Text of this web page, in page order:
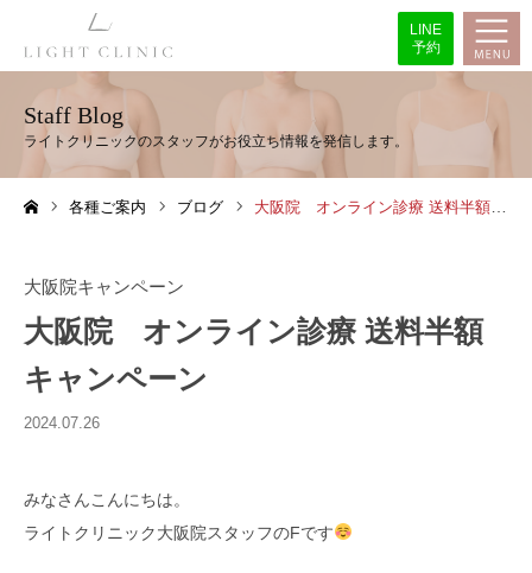
LINE
予約
Staff Blog
各種ご案内 ブログ 大阪院 オンライン診療 送料半額キャンペーン
大阪院キャンペーン
大阪院 オンライン診療 送料半額
キャンペーン
2024.07.26
みなさんこんにちは。
ライトクリニック大阪院スタッフのFです